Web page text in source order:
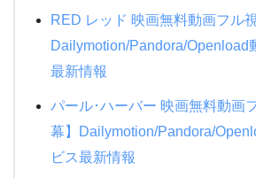
RED レッド 映画無料動画フル
Dailymotion/Pandora/Openload
最新情報
パール･ハーバー 映画無料動画
幕】Dailymotion/Pandora/
ビス最新情報